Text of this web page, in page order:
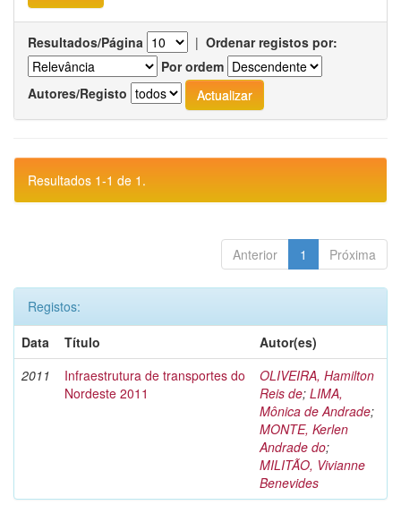
Resultados/Página | Ordenar registos por:
Por ordem
Autores/Registo
Resultados 1-1 de 1.
Anterior 1 Próxima
Registos:
Data
Título
Autor(es)
2011
Infraestrutura de transportes do
Nordeste 2011
OLIVEIRA, Hamilton
Reis de; LIMA,
Mônica de Andrade;
MONTE, Kerlen
Andrade do;
MILITÃO, Vivianne
Benevides